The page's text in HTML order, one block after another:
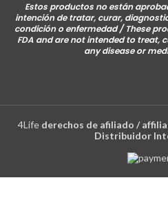
Estos productos no están
intención de tratar, curar,
condición o enfermedad / These
FDA and are not intended to treat,
any disease or
4Life derechos de afiliado /
Distribuidor